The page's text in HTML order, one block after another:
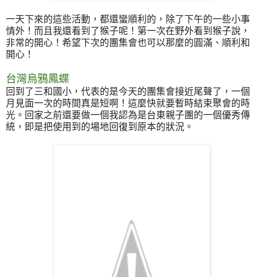
一天下來的這些活動，都還蠻順利的，除了下午的一些小事
情外！而且我還看到了猴子呢！第一次在野外看到猴子說，
非常的開心！希望下次的團集會也可以那麼的圓滿、順利和
開心！
台灣烏鴉鳳蝶
回到了三和國小，代表的是今天的團集會接近尾聲了，一個
月見面一次的時間真是短啊！這麼快就要暫時結束聚會的時
光。回家之前還要做一個我認為是台東親子團的一個優秀傳
統，即是把使用到的場地回復到原本的狀況。